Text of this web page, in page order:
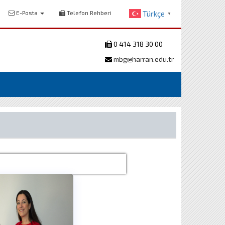
E-Posta Telefon Rehberi Türkçe ▼
0 414 318 30 00
mbg@harran.edu.tr